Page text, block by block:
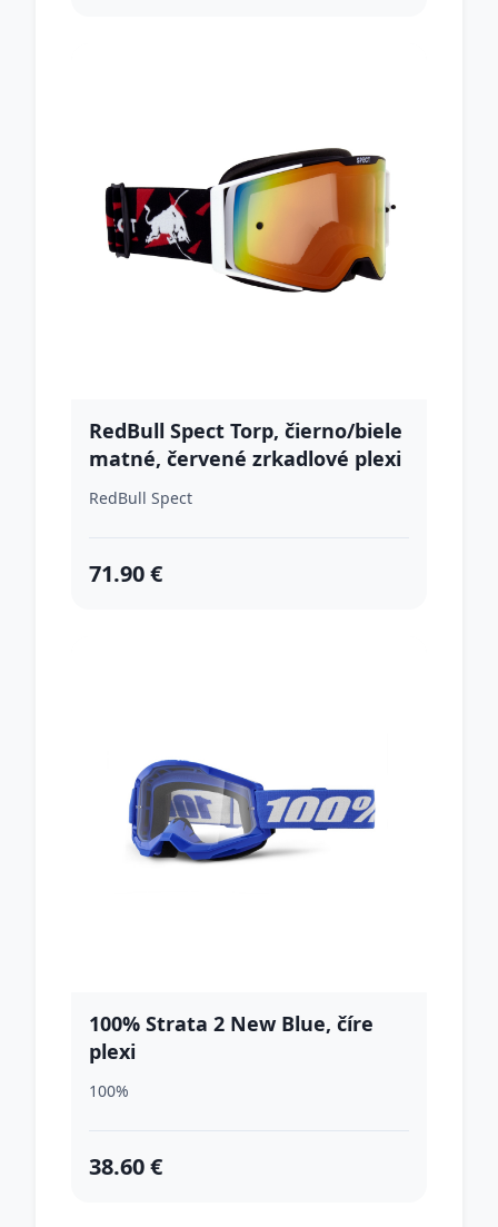
RedBull Spect Torp, čierno/biele
matné, červené zrkadlové plexi
RedBull Spect
71.90 €
100% Strata 2 New Blue, číre
plexi
100%
38.60 €